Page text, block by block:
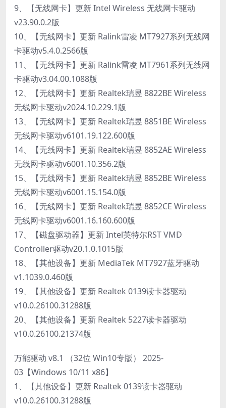
9、【无线网卡】更新 Intel Wireless 无线网卡驱动
v23.90.0.2版
10、【无线网卡】更新 Ralink雷凌 MT7927系列无线网
卡驱动v5.4.0.2566版
11、【无线网卡】更新 Ralink雷凌 MT7961系列无线网
卡驱动v3.04.00.1088版
12、【无线网卡】更新 Realtek瑞昱 8822BE Wireless
无线网卡驱动v2024.10.229.1版
13、【无线网卡】更新 Realtek瑞昱 8851BE Wireless
无线网卡驱动v6101.19.122.600版
14、【无线网卡】更新 Realtek瑞昱 8852AE Wireless
无线网卡驱动v6001.10.356.2版
15、【无线网卡】更新 Realtek瑞昱 8852BE Wireless
无线网卡驱动v6001.15.154.0版
16、【无线网卡】更新 Realtek瑞昱 8852CE Wireless
无线网卡驱动v6001.16.160.600版
17、【磁盘驱动器】更新 Intel英特尔RST VMD
Controller驱动v20.1.0.1015版
18、【其他设备】更新 MediaTek MT7927蓝牙驱动
v1.1039.0.460版
19、【其他设备】更新 Realtek 0139读卡器驱动
v10.0.26100.31288版
20、【其他设备】更新 Realtek 5227读卡器驱动
v10.0.26100.21374版
万能驱动 v8.1 （32位 Win10专版） 2025-
03【Windows 10/11 x86】
1、【其他设备】更新 Realtek 0139读卡器驱动
v10.0.26100.31288版